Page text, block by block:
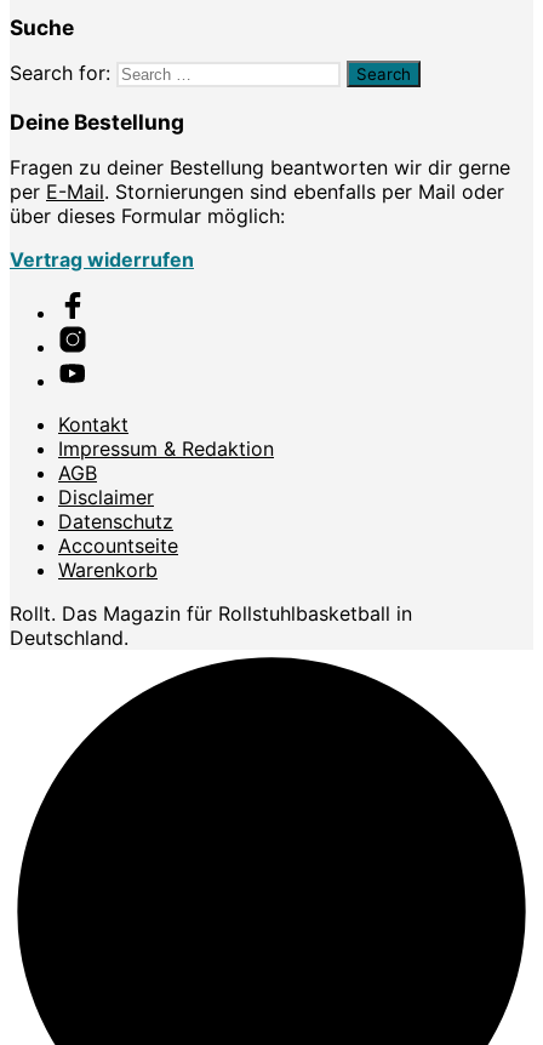
Suche
Search for:
Deine Bestellung
Fragen zu deiner Bestellung beantworten wir dir gerne
per E-Mail. Stornierungen sind ebenfalls per Mail oder
über dieses Formular möglich:
Vertrag widerrufen
Kontakt
Impressum & Redaktion
AGB
Disclaimer
Datenschutz
Accountseite
Warenkorb
Rollt. Das Magazin für Rollstuhlbasketball in
Deutschland.